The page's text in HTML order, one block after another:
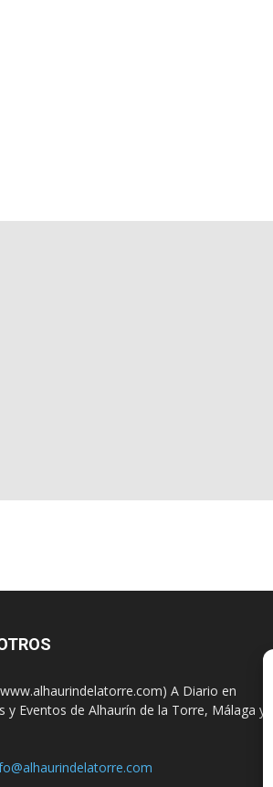
A Diario en
y Eventos de Alhaurín de la Torre, Málaga y